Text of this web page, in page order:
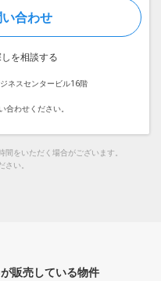
合わせ
を相談する
ネスセンタービル16階
合わせください。
をいただく場合がございます。
さい。
販売している物件